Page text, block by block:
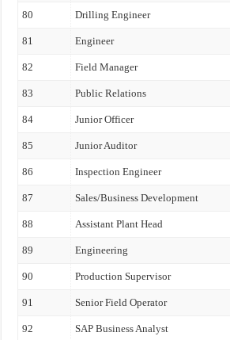
80 Drilling Engineer
81 Engineer
82 Field Manager
83 Public Relations
84 Junior Officer
85 Junior Auditor
86 Inspection Engineer
87 Sales/Business Development
88 Assistant Plant Head
89 Engineering
90 Production Supervisor
91 Senior Field Operator
92 SAP Business Analyst